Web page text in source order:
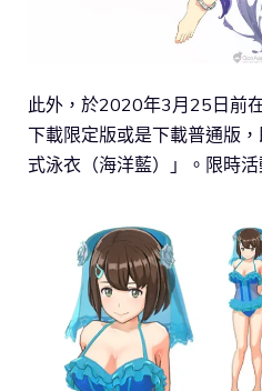
此外，於2020年3月25日前
下載限定版或是下載普通版
式泳衣（海洋藍）」。限時活